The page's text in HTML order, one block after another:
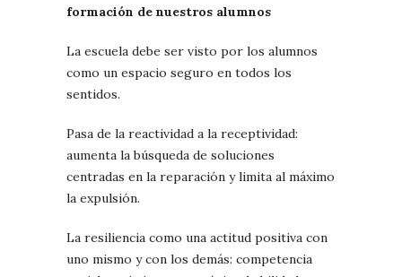
formación de nuestros alumnos
La escuela debe ser visto por los alumnos
como un espacio seguro en todos los
sentidos.
Pasa de la reactividad a la receptividad:
aumenta la búsqueda de soluciones
centradas en la reparación y limita al máximo
la expulsión.
La resiliencia como una actitud positiva con
uno mismo y con los demás: competencia